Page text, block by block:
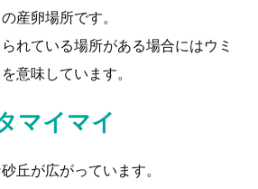
産卵場所です。
れている場所がある場合にはウミ
意味しています。
マイマイ
丘が広がっています。